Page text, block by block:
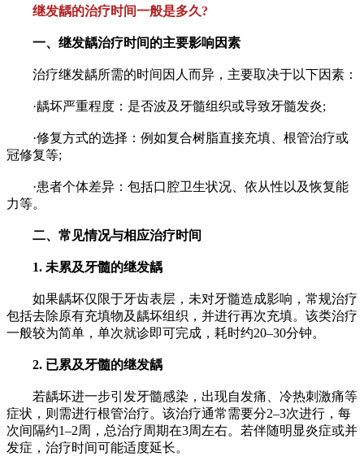
继发龋的治疗时间一般是多久?
一、继发龋治疗时间的主要影响因素
治疗继发龋所需的时间因人而异，主要取决于以下因素：
·龋坏严重程度：是否波及牙髓组织或导致牙髓发炎;
·修复方式的选择：例如复合树脂直接充填、根管治疗或
冠修复等;
·患者个体差异：包括口腔卫生状况、依从性以及恢复能
力等。
二、常见情况与相应治疗时间
1. 未累及牙髓的继发龋
如果龋坏仅限于牙齿表层，未对牙髓造成影响，常规治疗
包括去除原有充填物及龋坏组织，并进行再次充填。该类治疗
一般较为简单，单次就诊即可完成，耗时约20–30分钟。
2. 已累及牙髓的继发龋
若龋坏进一步引发牙髓感染，出现自发痛、冷热刺激痛等
症状，则需进行根管治疗。该治疗通常需要分2–3次进行，每
次间隔约1–2周，总治疗周期在3周左右。若伴随明显炎症或并
发症，治疗时间可能适度延长。